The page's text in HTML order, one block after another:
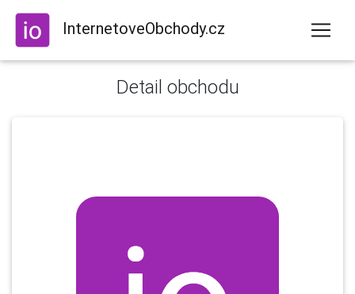
InternetoveObchody.cz
Detail obchodu